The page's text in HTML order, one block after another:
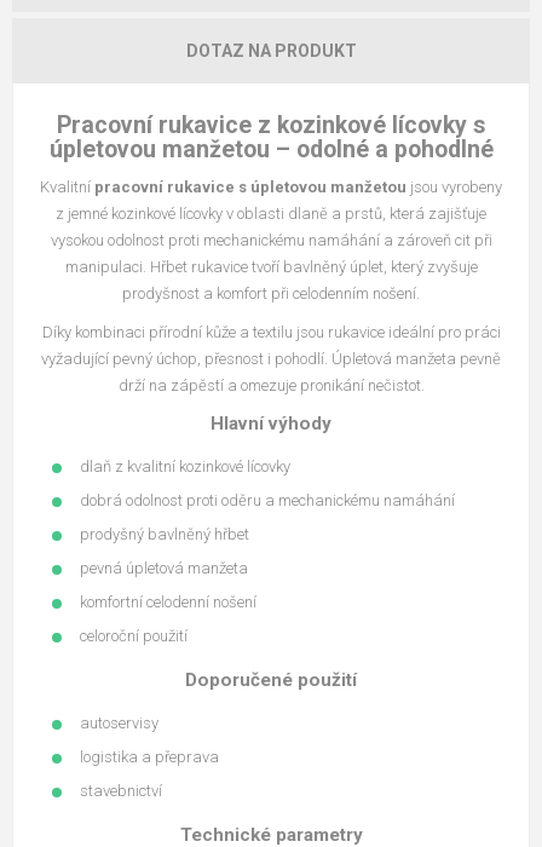
DOTAZ NA PRODUKT
Pracovní rukavice z kozinkové lícovky s
úpletovou manžetou – odolné a pohodlné
Kvalitní pracovní rukavice s úpletovou manžetou jsou vyrobeny
z jemné kozinkové lícovky v oblasti dlaně a prstů, která zajišťuje
vysokou odolnost proti mechanickému namáhání a zároveň cit při
manipulaci. Hřbet rukavice tvoří bavlněný úplet, který zvyšuje
prodyšnost a komfort při celodenním nošení.
Díky kombinaci přírodní kůže a textilu jsou rukavice ideální pro práci
vyžadující pevný úchop, přesnost i pohodlí. Úpletová manžeta pevně
drží na zápěstí a omezuje pronikání nečistot.
Hlavní výhody
dlaň z kvalitní kozinkové lícovky
dobrá odolnost proti oděru a mechanickému namáhání
prodyšný bavlněný hřbet
pevná úpletová manžeta
komfortní celodenní nošení
celoroční použití
Doporučené použití
autoservisy
logistika a přeprava
stavebnictví
Technické parametry